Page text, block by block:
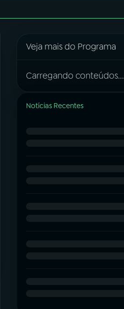
Veja mais do Programa
Carregando conteúdos...
Notícias Recentes